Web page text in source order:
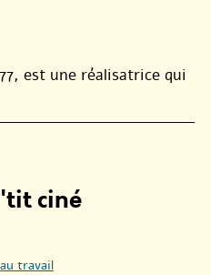
est une réalisatrice qui
ciné
travail